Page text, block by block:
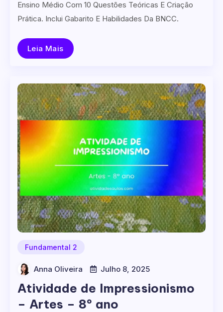
Ensino Médio Com 10 Questões Teóricas E Criação
Prática. Inclui Gabarito E Habilidades Da BNCC.
Leia Mais
Fundamental 2
Anna Oliveira Julho 8, 2025
Atividade de Impressionismo
– Artes – 8º ano